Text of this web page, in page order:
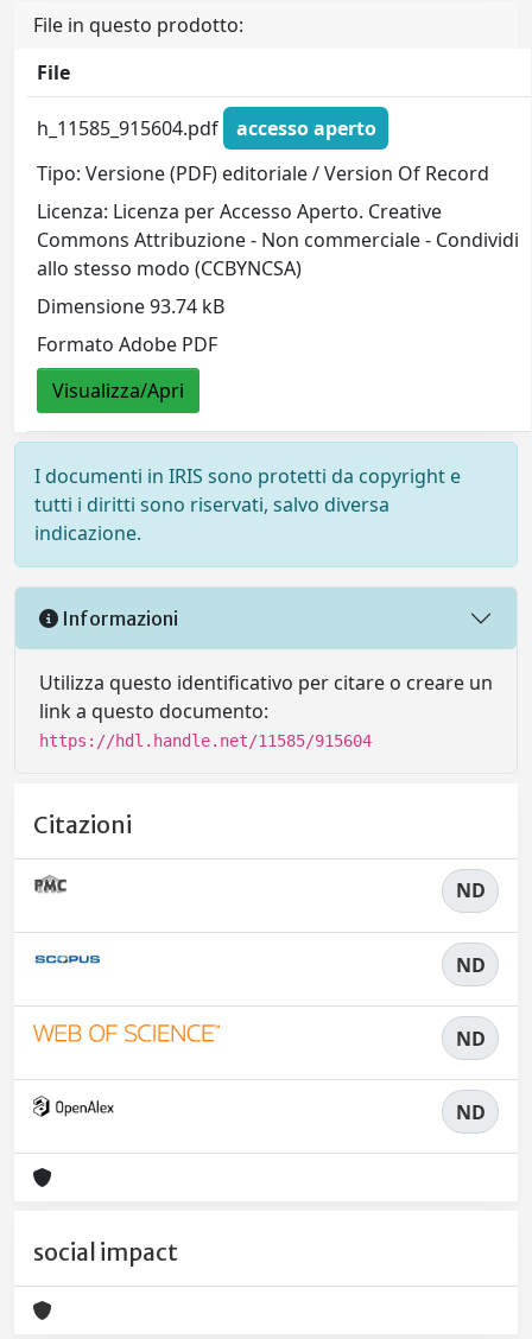
File in questo prodotto:
File
h_11585_915604.pdf
accesso aperto
Tipo: Versione (PDF) editoriale / Version Of Record
Licenza: Licenza per Accesso Aperto. Creative
Commons Attribuzione - Non commerciale - Condividi
allo stesso modo (CCBYNCSA)
Dimensione 93.74 kB
Formato Adobe PDF
Visualizza/Apri
I documenti in IRIS sono protetti da copyright e
tutti i diritti sono riservati, salvo diversa
indicazione.
Informazioni
Utilizza questo identificativo per citare o creare un
link a questo documento:
https://hdl.handle.net/11585/915604
Citazioni
ND
ND
ND
ND
social impact